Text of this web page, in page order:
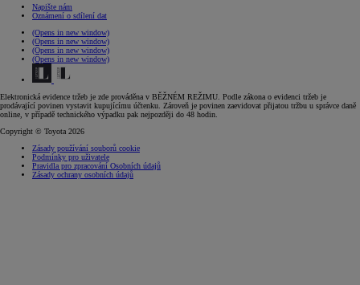
Napište nám
Oznámení o sdílení dat
(Opens in new window)
(Opens in new window)
(Opens in new window)
(Opens in new window)
Elektronická evidence tržeb je zde prováděna v BĚŽNÉM REŽIMU. Podle zákona o evidenci tržeb je
prodávající povinen vystavit kupujícímu účtenku. Zároveň je povinen zaevidovat přijatou tržbu u správce daně
online, v případě technického výpadku pak nejpozději do 48 hodin.
Copyright © Toyota 2026
Zásady používání souborů cookie
Podmínky pro uživatele
Pravidla pro zpracování Osobních údajů
Zásady ochrany osobních údajů